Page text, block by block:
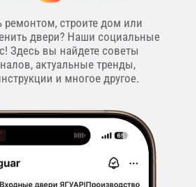
ремонтом, строите дом или
двери? Наши социальные
Здесь вы найдете советы
актуальные тренды,
и многое другое.